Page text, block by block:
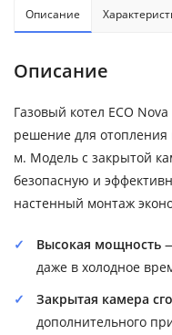
Описание
Описание
Газовый котел ECO
решение для
м. Модель с закрытой
безопасную и
настенный монтаж
Высокая мощность
даже в холодное
Закрытая камера
дополнительного